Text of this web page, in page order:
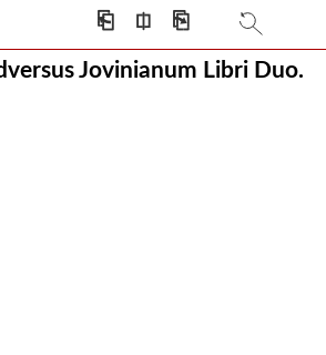
⎗ ⎅ ⎘
Jovinianum Libri Duo.